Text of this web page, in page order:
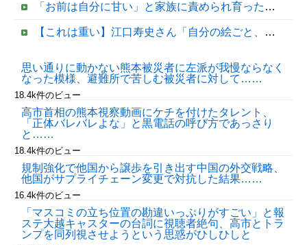
「お前は自分に甘い」と家族に責められ育った私…３０歳の時、真夏に重度の熱中症で救急搬送された結果→会社の人たちから叩きつけられた「衝撃の事実」に絶句
【これは重い】江口寿史さん「自分の絵ごと、このジャンルはそろそろ終わりかな」
【移民政策反対】イオンの売り場で唐揚げを食う中国人の子供
Powered by livedoor 相互RSS
思い通りに動かない熊本被災者に左派が我慢ならなく
なった模様、避難所で苦しむ被災者に対して……
18.4k件のビュー
高市首相の熊本視察動画にケチを付けたタレント、
「正体バレバレよな」と黒電話の呼び方であっさり
と……
18.4k件のビュー
規制強化で他国から譲歩を引き出す中国の外交戦略、
他国がサプライチェーン変更で対抗した結果……
16.4k件のビュー
「マスコミの立ち位置の勘違いっぷりがすごい」と報
ステ大越キャスターの台詞に視聴者絶句、高市とトラ
ンプを同列視させようという思惑がひしひしと